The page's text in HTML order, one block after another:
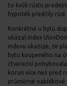
to kvůli růstu
hypoték předčily růst
Konkrétně u bytů
ukázal index
indexu ukazuje, že
bytu koupeného na
čtvereční
korun více než před
průměrné